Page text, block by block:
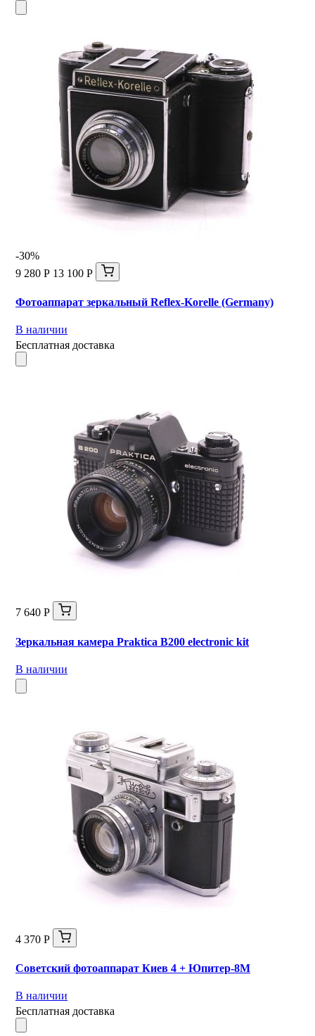
-30%
9 280 Р 13 100 Р
Фотоаппарат зеркальный Reflex-Korelle (Germany)
В наличии
Бесплатная доставка
7 640 Р
Зеркальная камера Praktica B200 electronic kit
В наличии
4 370 Р
Советский фотоаппарат Киев 4 + Юпитер-8М
В наличии
Бесплатная доставка